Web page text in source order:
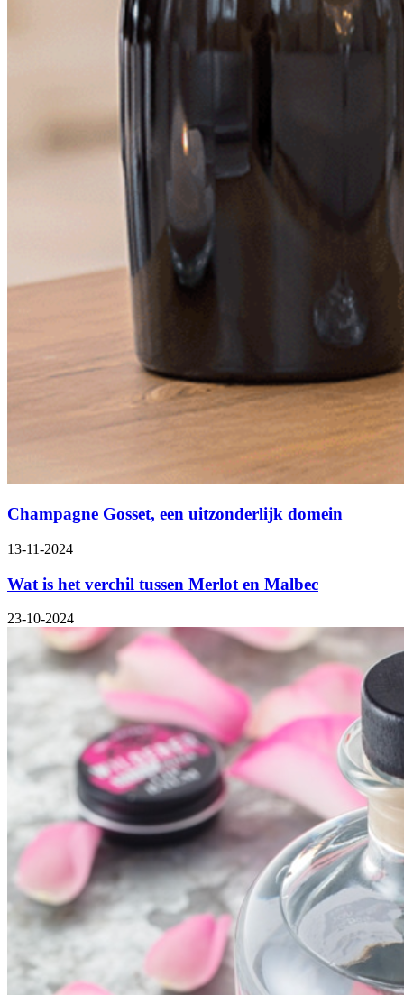
Champagne Gosset, een uitzonderlijk domein
13-11-2024
Wat is het verchil tussen Merlot en Malbec
23-10-2024